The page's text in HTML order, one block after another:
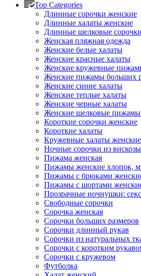
Top Categories
Длинные сорочки женские
Длинные халаты женские
Длинные шелковые сорочки
Женская пляжная одежда
Женские белые халаты
Женские красные халаты
Женские кружевные
Женские пижамы больших
Женские синие халаты
Женские теплые халаты
Женские черные халаты
Женские шелковые
Короткие сорочки женские
Короткие халаты
Кружевные халаты женские
Ночные сорочки из вискозы
Пижама женская
Пижамы женские хлопок,
Пижамы с брюками
Пижамы с шортами
Прозрачные ночнушки:
Свободные сорочки
Сорочка женская
Сорочки больших размеров
Сорочки длинный рукав
Сорочки из натуральных
Сорочки с коротким
Сорочки с кружевом
Футболка